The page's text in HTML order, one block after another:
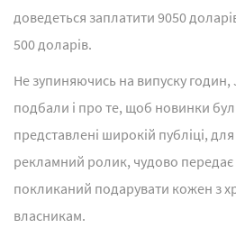
доведеться заплатити 9050
500 доларів.
Не зупиняючись на випуску
подбали і про те, щоб новинки
представлені широкій публіці,
рекламний ролик, чудово передає
покликаний подарувати кожен з
власникам.